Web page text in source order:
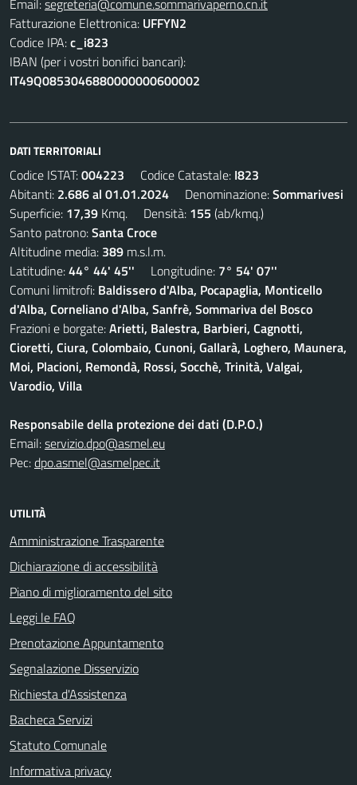
Email:segreteria@comune.sommarivaperno.cn.it
Fatturazione Elettronica: UFFYN2
Codice IPA:c_i823
IBAN (per i vostri bonifici bancari):
IT49Q0853046880000000600002
DATI TERRITORIALI
Codice ISTAT:004223 Codice Catastale: I823
Abitanti: 2.686 al 01.01.2024 Denominazione:Sommarivesi
Superficie: 17,39 Kmq. Densità: 155 (ab/kmq.)
Santo patrono:Santa Croce
Altitudine media: 389 m.s.l.m.
Latitudine:44° 44' 45'' Longitudine: 7° 54' 07''
Comuni limitrofi: Baldissero d'Alba, Pocapaglia, Monticello
d'Alba, Corneliano d'Alba, Sanfrè, Sommariva del Bosco
Frazioni e borgate:Arietti, Balestra, Barbieri, Cagnotti,
Cioretti, Ciura, Colombaio, Cunoni, Gallarà, Loghero, Maunera,
Moi, Placioni, Remondà, Rossi, Socchè, Trinità, Valgai,
Varodio, Villa
Responsabile della protezione dei dati (D.P.O.)
Email:servizio.dpo@asmel.eu
Pec:dpo.asmel@asmelpec.it
UTILITÀ
Amministrazione Trasparente
Dichiarazione di accessibilità
Piano di miglioramento del sito
Leggi le FAQ
Prenotazione Appuntamento
Segnalazione Disservizio
Richiesta d'Assistenza
Bacheca Servizi
Statuto Comunale
Informativa privacy